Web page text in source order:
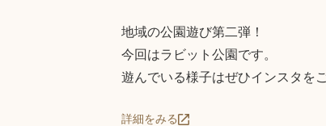
地域の公園遊び第二弾！
今回はラビット公園です。
遊んでいる様子はぜひインスタを
詳細をみる